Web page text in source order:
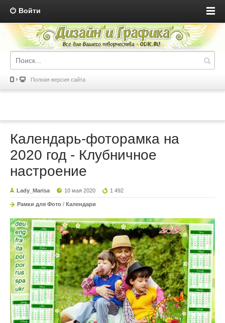
Войти
Полная версия сайта
Календарь-фоторамка на
2020 год - Клубничное
настроение
Lady_Marisa 10 мая 2020 1 492
Рамки для Фото / Календари